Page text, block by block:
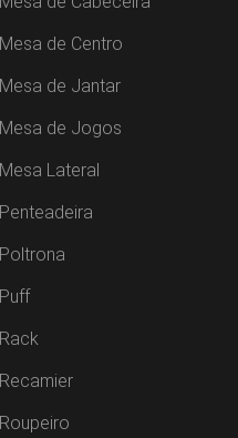
Mesa de Centro
Mesa de Jantar
Mesa de Jogos
Mesa Lateral
Penteadeira
Poltrona
Puff
Rack
Recamier
Roupeiro